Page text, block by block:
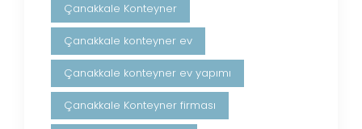
Çanakkale Konteyner
Çanakkale konteyner ev
Çanakkale konteyner ev yapımı
Çanakkale Konteyner firması